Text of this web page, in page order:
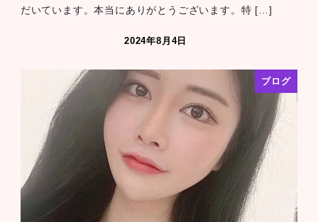
だいています。本当にありがとうございます。特 […]
2024年8月4日
ブログ